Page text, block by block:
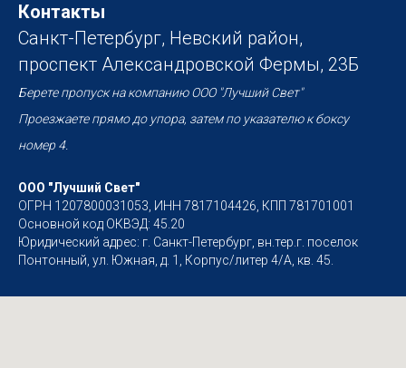
Контакты
Санкт-Петербург, Невский район,
проспект Александровской Фермы, 23Б
Берете пропуск на компанию ООО "Лучший Свет"
Проезжаете прямо до упора, затем по указателю к боксу
номер 4.
ООО "Лучший Свет"
ОГРН 1207800031053, ИНН 7817104426, КПП 781701001
Основной код ОКВЭД: 45.20
Юридический адрес: г. Санкт-Петербург, вн.тер.г. поселок
Понтонный, ул. Южная, д. 1, Корпус/литер 4/А, кв. 45.